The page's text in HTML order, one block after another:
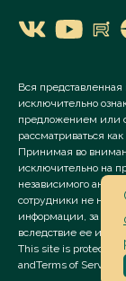
Вся
исключительно
предложением или
рассматриваться
Принимая во
исключительно на
независимого
сотрудники не
информации, за
вследствие ее
This site is protected
andTerms of Service